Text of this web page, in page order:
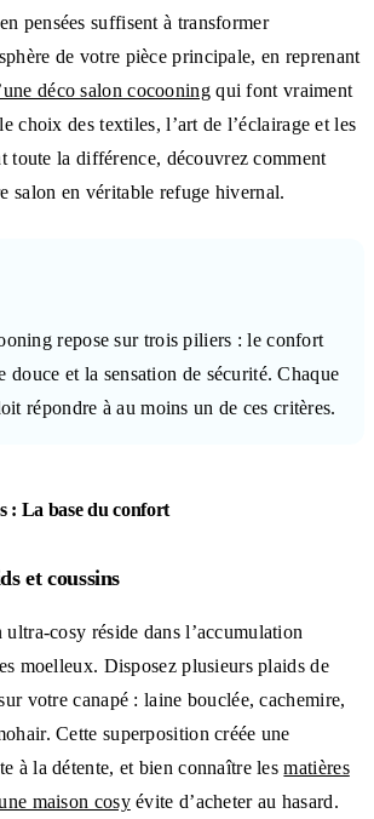
pensées suffisent à transformer
de votre pièce principale, en reprenant
déco salon cocooningqui font vraiment
choix des textiles, l’art de l’éclairage et les
toute la différence, découvrez comment
salon en véritable refuge hivernal.
repose sur trois piliers : le confort
douce et la sensation de sécurité. Chaque
répondre à au moins un de ces critères.
: La base du confort
et coussins
ultra-cosy réside dans l’accumulation
moelleux. Disposez plusieurs plaids de
votre canapé : laine bouclée, cachemire,
Cette superposition créée une
à la détente, et bien connaître lesmatières
maison cosyévite d’acheter au hasard.